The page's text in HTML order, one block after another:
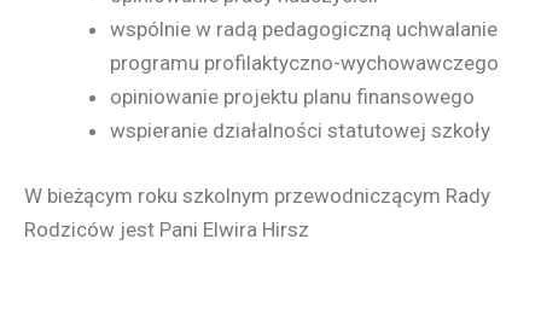
wspólnie w radą pedagogiczną uchwalanie
programu profilaktyczno-wychowawczego
opiniowanie projektu planu finansowego
wspieranie działalności statutowej szkoły
W bieżącym roku szkolnym przewodniczącym Rady
Rodziców jest Pani Elwira Hirsz